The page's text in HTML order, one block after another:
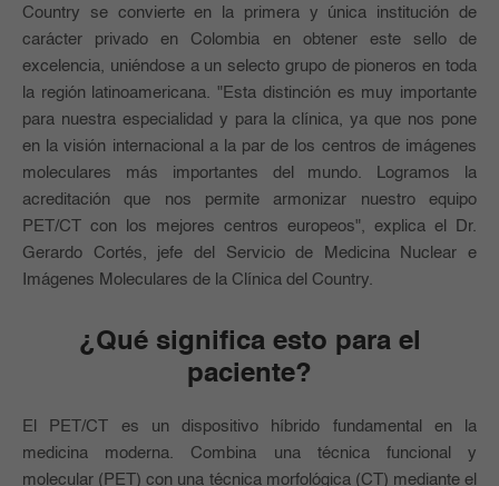
Country se convierte en la primera y única institución de
carácter privado en Colombia en obtener este sello de
excelencia, uniéndose a un selecto grupo de pioneros en toda
la región latinoamericana. "Esta distinción es muy importante
para nuestra especialidad y para la clínica, ya que nos pone
en la visión internacional a la par de los centros de imágenes
moleculares más importantes del mundo. Logramos la
acreditación que nos permite armonizar nuestro equipo
PET/CT con los mejores centros europeos", explica el Dr.
Gerardo Cortés, jefe del Servicio de Medicina Nuclear e
Imágenes Moleculares de la Clínica del Country.
¿Qué significa esto para el
paciente?
El PET/CT es un dispositivo híbrido fundamental en la
medicina moderna. Combina una técnica funcional y
molecular (PET) con una técnica morfológica (CT) mediante el